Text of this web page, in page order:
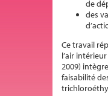
de
des
Ce travail
l’air
2009)
faisabilité